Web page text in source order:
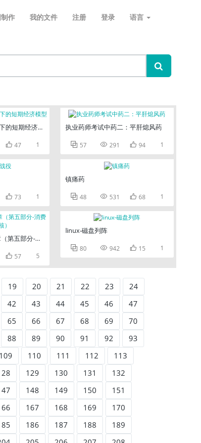
作 我的文件 注册 登录 语言
的短期经济模型
 47 1
 73 1
第五部分-消费税纳税审核）
 57 5
执业药师考试中药二：平肝熄风药
 57  291  94 1
镇痛药
 48  531  68 1
linux-磁盘列阵
 80  942  15 1
19 20 21 22 23
24
42 43 44 45 46
47
65 66 67 68 69
70
88 89 90 91 92
93
109 110 111 112
113
129 130 131
132
148 149 150
151
167 168 169
170
186 187 188
189